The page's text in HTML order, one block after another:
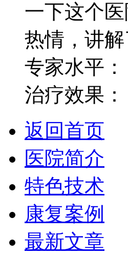
一下这个
热情，讲
专家水平：
治疗效果：
返回首页
医院简介
特色技术
康复案例
最新文章